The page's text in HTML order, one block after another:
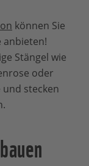
können Sie
anbieten!
Stängel wie
oder
und stecken